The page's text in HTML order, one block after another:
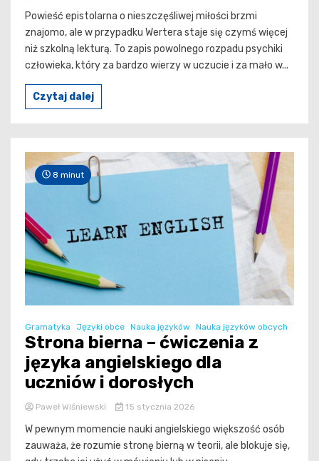
Powieść epistolarna o nieszczęśliwej miłości brzmi
znajomo, ale w przypadku Wertera staje się czymś więcej
niż szkolną lekturą. To zapis powolnego rozpadu psychiki
człowieka, który za bardzo wierzy w uczucie i za mało w...
Czytaj dalej
8 minut
Gramatyka Języki obce Nauka języków Nauka języków obcych
Strona bierna – ćwiczenia z
języka angielskiego dla
uczniów i dorosłych
Paweł Wiśniewski 15 stycznia 2026
W pewnym momencie nauki angielskiego większość osób
zauważa, że rozumie stronę bierną w teorii, ale blokuje się,